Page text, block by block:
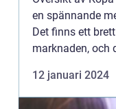
en spännande
Det finns ett
marknaden, och
Denna artikel
12 januari 2024